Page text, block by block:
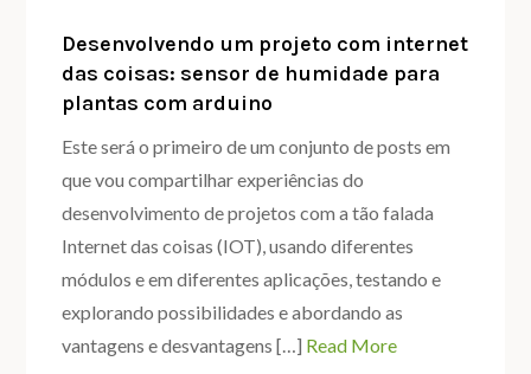
futuro
dos
bancos
Desenvolvendo um projeto com internet
das coisas: sensor de humidade para
plantas com arduino
Este será o primeiro de um conjunto de posts em
que vou compartilhar experiências do
desenvolvimento de projetos com a tão falada
Internet das coisas (IOT), usando diferentes
módulos e em diferentes aplicações, testando e
explorando possibilidades e abordando as
vantagens e desvantagens […] Read More